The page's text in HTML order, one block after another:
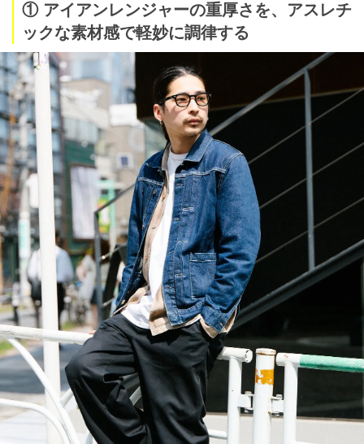
① アイアンレンジャーの重厚さを、アスレチ
ックな素材感で軽妙に調律する